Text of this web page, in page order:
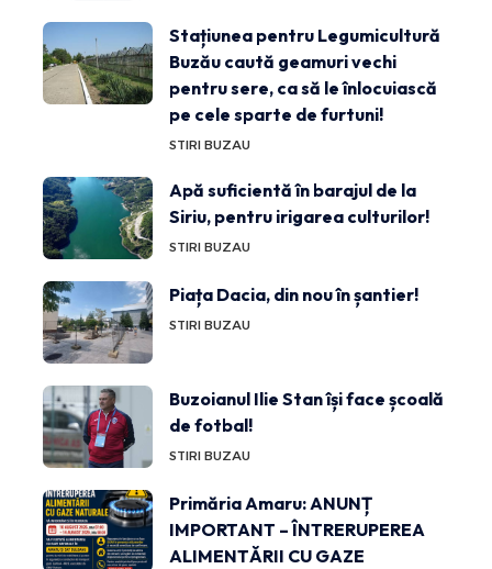
Stațiunea pentru Legumicultură
Buzău caută geamuri vechi
pentru sere, ca să le înlocuiască
pe cele sparte de furtuni!
STIRI BUZAU
Apă suficientă în barajul de la
Siriu, pentru irigarea culturilor!
STIRI BUZAU
Piața Dacia, din nou în șantier!
STIRI BUZAU
Buzoianul Ilie Stan își face școală
de fotbal!
STIRI BUZAU
Primăria Amaru: ANUNȚ
IMPORTANT – ÎNTRERUPEREA
ALIMENTĂRII CU GAZE